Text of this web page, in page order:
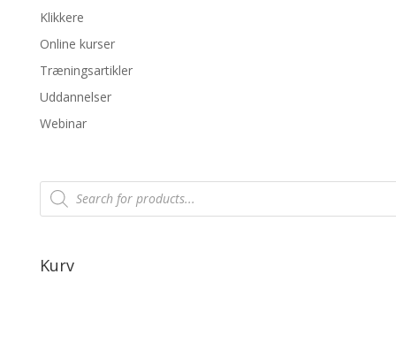
Klikkere
Online kurser
Træningsartikler
Uddannelser
Webinar
Products
search
Kurv